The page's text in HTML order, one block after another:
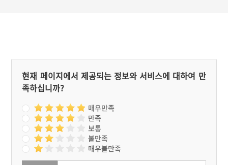
비롯한 40여 명의 중국인들
인 ‘중화루(中華樓)’가 되었
현재 페이지에서 제공되는 정보와 서비스에 대하여 만
족하십니까?
매우만족
만족
보통
불만족
매우불만족